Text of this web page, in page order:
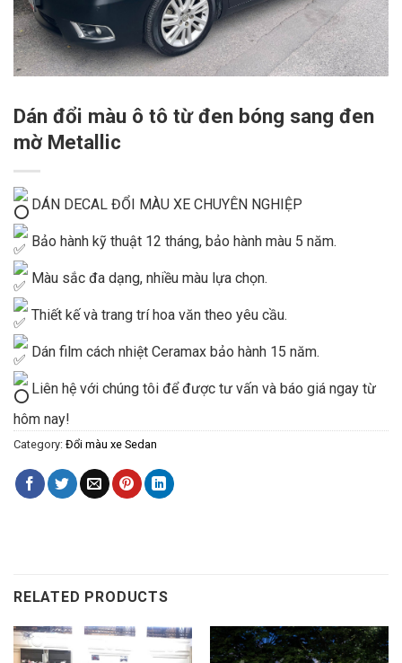
Dán đổi màu ô tô từ đen bóng sang đen
mờ Metallic
DÁN DECAL ĐỔI MÀU XE CHUYÊN NGHIỆP
Bảo hành kỹ thuật 12 tháng, bảo hành màu 5 năm.
Màu sắc đa dạng, nhiều màu lựa chọn.
Thiết kế và trang trí hoa văn theo yêu cầu.
Dán film cách nhiệt Ceramax bảo hành 15 năm.
Liên hệ với chúng tôi để được tư vấn và báo giá ngay từ
hôm nay!
Category: Đổi màu xe Sedan
RELATED PRODUCTS